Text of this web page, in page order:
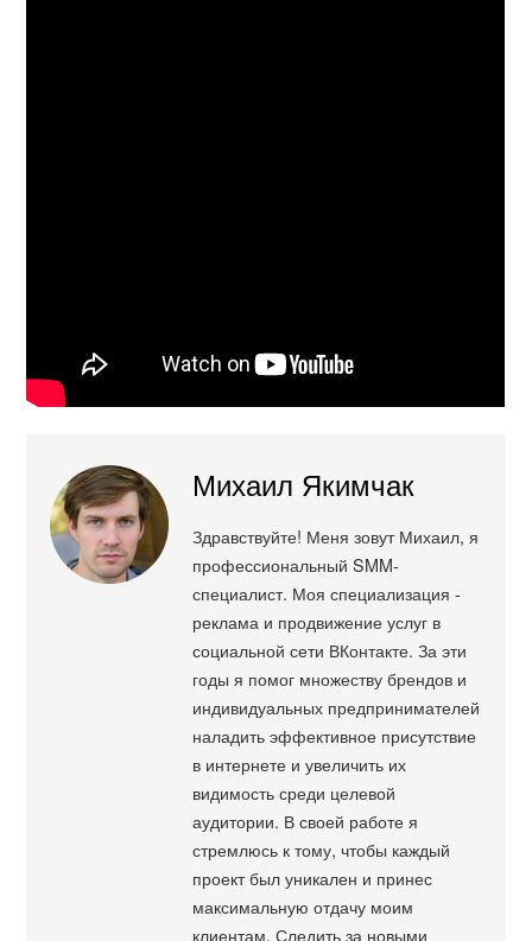
Михаил Якимчак
Здравствуйте! Меня зовут Михаил, я
профессиональный SMM-
специалист. Моя специализация -
реклама и продвижение услуг в
социальной сети ВКонтакте. За эти
годы я помог множеству брендов и
индивидуальных предпринимателей
наладить эффективное присутствие
в интернете и увеличить их
видимость среди целевой
аудитории. В своей работе я
стремлюсь к тому, чтобы каждый
проект был уникален и принес
максимальную отдачу моим
клиентам. Следить за новыми